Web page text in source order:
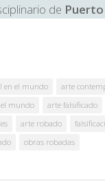
de Puerto
en el mundo
arte
mundo
arte falsificado
arte robado
obras robadas